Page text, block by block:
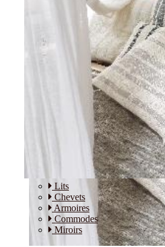
Lits
Chevets
Armoires
Commodes
Miroirs